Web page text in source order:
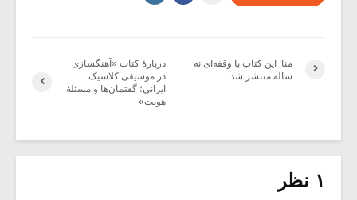
دربارۀ کتاب «آهنگسازی
در موسیقی کلاسیک
ایرانی؛ گفتمان‌ها و مسئلۀ
هویت»
منا: این کتاب با وقفه‌ای نه
ساله منتشر شد
۱ نظر